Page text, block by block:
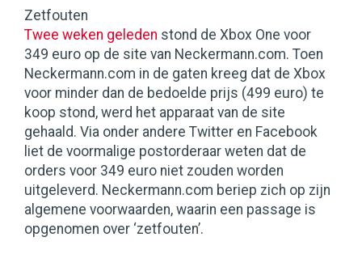
Zetfouten
Twee weken geleden stond de Xbox One voor
349 euro op de site van Neckermann.com. Toen
Neckermann.com in de gaten kreeg dat de Xbox
voor minder dan de bedoelde prijs (499 euro) te
koop stond, werd het apparaat van de site
gehaald. Via onder andere Twitter en Facebook
liet de voormalige postorderaar weten dat de
orders voor 349 euro niet zouden worden
uitgeleverd. Neckermann.com beriep zich op zijn
algemene voorwaarden, waarin een passage is
opgenomen over ‘zetfouten’.